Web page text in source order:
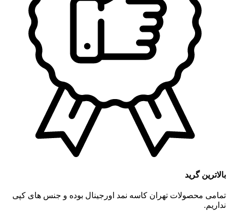
بالاترین گرید
تمامی محصولات تهران کاسه نمد اورجینال بوده و جنس های کپی
نداریم.